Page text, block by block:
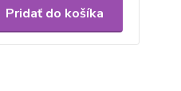
Pridať do košíka